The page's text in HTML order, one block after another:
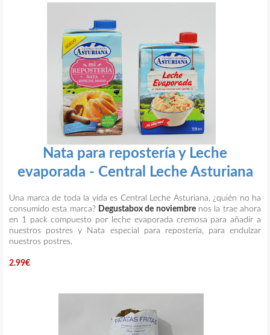
Nata para repostería y Leche
evaporada - Central Leche Asturiana
Una marca de toda la vida es Central Leche Asturiana, ¿quién no ha
consumido esta marca? Degustabox de noviembrenos la trae ahora
en 1 pack compuesto por leche evaporada cremosa para añadir a
nuestros postres y Nata especial para repostería, para endulzar
nuestros postres.
2.99€